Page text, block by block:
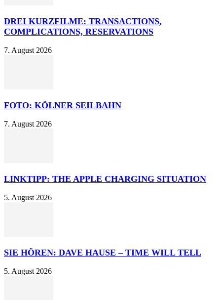
DREI KURZFILME: TRANSACTIONS,
COMPLICATIONS, RESERVATIONS
7. August 2026
FOTO: KÖLNER SEILBAHN
7. August 2026
LINKTIPP: THE APPLE CHARGING SITUATION
5. August 2026
SIE HÖREN: DAVE HAUSE – TIME WILL TELL
5. August 2026